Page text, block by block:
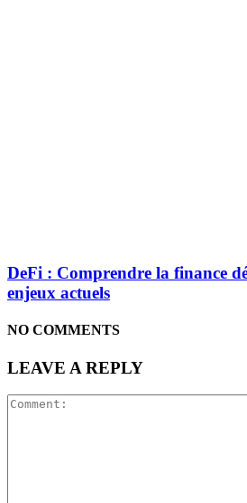
DeFi : Comprendre la finance
enjeux actuels
NO COMMENTS
LEAVE A REPLY